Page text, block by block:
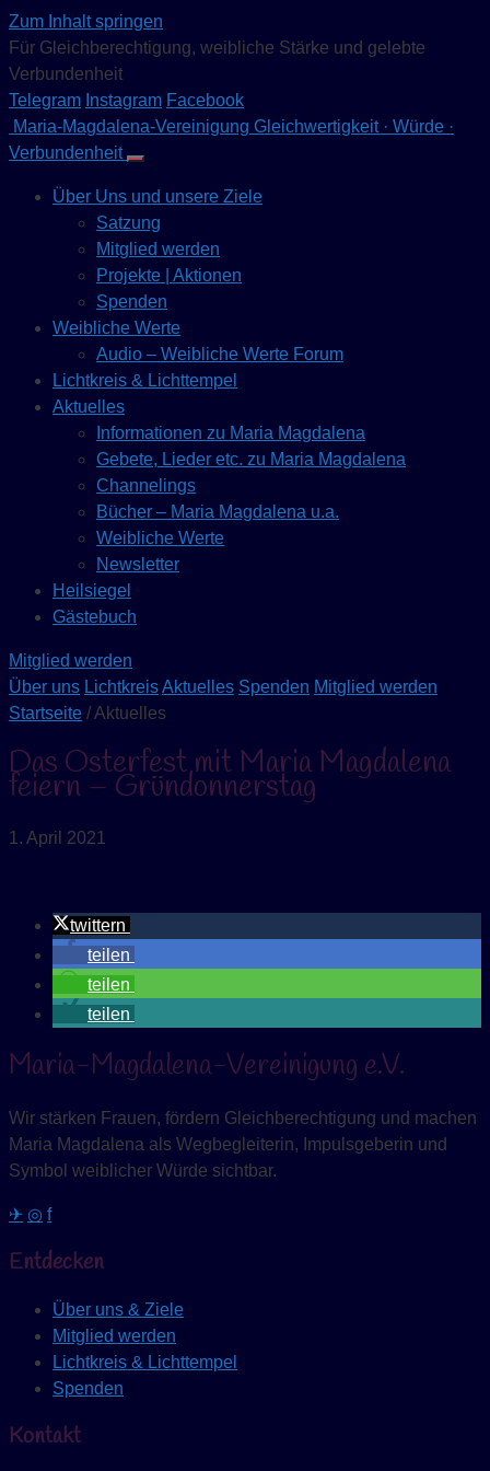
Zum Inhalt springen
Für Gleichberechtigung, weibliche Stärke und gelebte
Verbundenheit
Telegram Instagram Facebook
Maria-Magdalena-Vereinigung Gleichwertigkeit · Würde ·
Verbundenheit
Über Uns und unsere Ziele
Satzung
Mitglied werden
Projekte | Aktionen
Spenden
Weibliche Werte
Audio – Weibliche Werte Forum
Lichtkreis & Lichttempel
Aktuelles
Informationen zu Maria Magdalena
Gebete, Lieder etc. zu Maria Magdalena
Channelings
Bücher – Maria Magdalena u.a.
Weibliche Werte
Newsletter
Heilsiegel
Gästebuch
Mitglied werden
Über uns LichtkreisAktuelles Spenden Mitglied werden
Startseite / Aktuelles
Das Osterfest mit Maria Magdalena
feiern – Gründonnerstag
1. April 2021
twittern
teilen
teilen
teilen
Maria-Magdalena-Vereinigung e.V.
Wir stärken Frauen, fördern Gleichberechtigung und machen
Maria Magdalena als Wegbegleiterin, Impulsgeberin und
Symbol weiblicher Würde sichtbar.
✈ ◎ f
Entdecken
Über uns & Ziele
Mitglied werden
Lichtkreis & Lichttempel
Spenden
Kontakt